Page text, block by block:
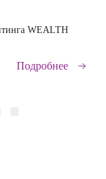
WEALTH
Подробнее